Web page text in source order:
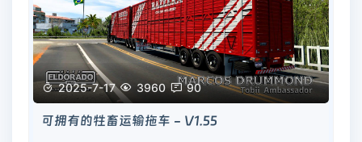
 2025-7-17  3960  90
可拥有的牲畜运输拖车 - V1.55